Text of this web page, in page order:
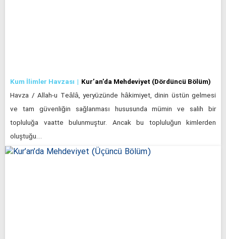
Kum İlimler Havzası Kur’an’da Mehdeviyet (Dördüncü Bölüm)
Havza / Allah-u Teâlâ, yeryüzünde hâkimiyet, dinin üstün gelmesi
ve tam güvenliğin sağlanması hususunda mümin ve salih bir
topluluğa vaatte bulunmuştur. Ancak bu topluluğun kimlerden
oluştuğu…